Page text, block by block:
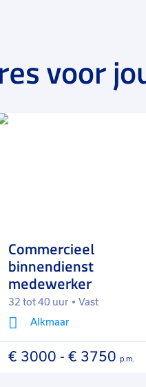
voor
Commercieel
binnendienst
medewerker
32 tot 40 uur
Vast
Alkmaar
€ 3000 - € 3750 p.m.